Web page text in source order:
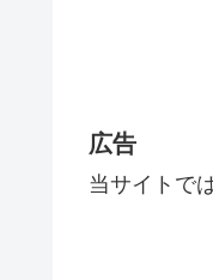
広告
当サイトで